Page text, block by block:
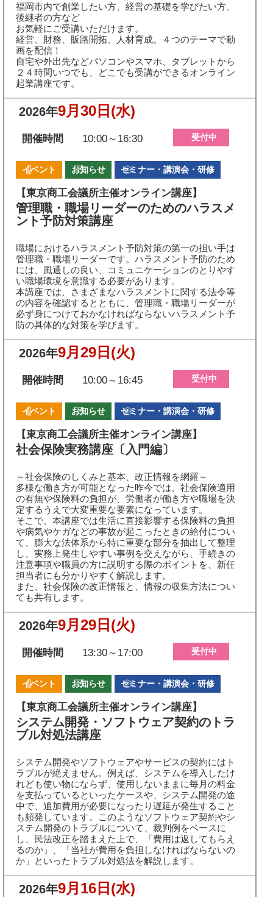
福岡市内で創業したい方、経営の基礎を学びたい方、
後継者の方など
お気軽にご受講いただけます。
経営、財務、販路開拓、人材育成。４つのテーマで動
画を配信！
自宅や外出先などパソコンやスマホ、タブレットから
２４時間いつでも、どこでも受講ができるオンライン
起業講座です。
2026年9月30日 (水)
開催時間 10:00～16:30 受付中
イベント お知らせ セミナー・講演会・研修
【東京商工会議所主催オンライン講座】
管理職・職場リーダーのためのハラスメ
ント予防対策講座
職場におけるハラスメント予防対策の第一の担い手は
管理職・職場リーダーです。ハラスメント予防のため
には、風通しの良い、コミュニケーションのとりやす
い職場環境を意識する必要があります。
本講座では、さまざまなハラスメントに関する法令等
の内容を確認するとともに、管理職・職場リーダーが
必ず身につけておかなければならないハラスメント予
防の具体的な対策を学びます。
2026年9月29日 (火)
開催時間 10:00～16:45 受付中
イベント お知らせ セミナー・講演会・研修
【東京商工会議所主催オンライン講座】
社会保険実務講座〔入門編〕
～社会保険のしくみと基本、改正情報を網羅～
多様な働き方が可能となった昨今では、社会保険適用
の有無や保険料の負担が、労働者が働き方や職場を決
定するうえで大変重要な要素になっています。
そこで、本講座では生活に直接影響する保険料の負担
や病気やケガなどの事故が起こったときの給付につい
て、膨大な法体系から特に重要な部分を抽出して整理
し、実務上発生しやすい事例を交えながら、手続きの
注意事項や職員の方に説明する際のポイントを、新任
担当者にも分かりやすく解説します。
また、社会保険の改正情報と、情報の収集方法につい
ても共有します。
2026年9月29日 (火)
開催時間 13:30～17:00 受付中
イベント お知らせ セミナー・講演会・研修
【東京商工会議所主催オンライン講座】
システム開発・ソフトウェア契約のトラ
ブル対処法講座
システム開発やソフトウェアやサービスの契約にはト
ラブルが絶えません。例えば、システムを導入したけ
れども使い物にならず、使用しないままに毎月の料金
を支払っているといったケースや、システム開発の途
中で、追加費用が必要になったり遅延が発生すること
も頻発しています。このようなソフトウェア契約やシ
ステム開発のトラブルについて、裁判例をベースに
し、民法改正を踏まえた上で、「費用は返してもらえ
るのか」、「当社が費用を負担しなければならないの
か」といったトラブル対処法を解説します。
2026年9月16日 (水)